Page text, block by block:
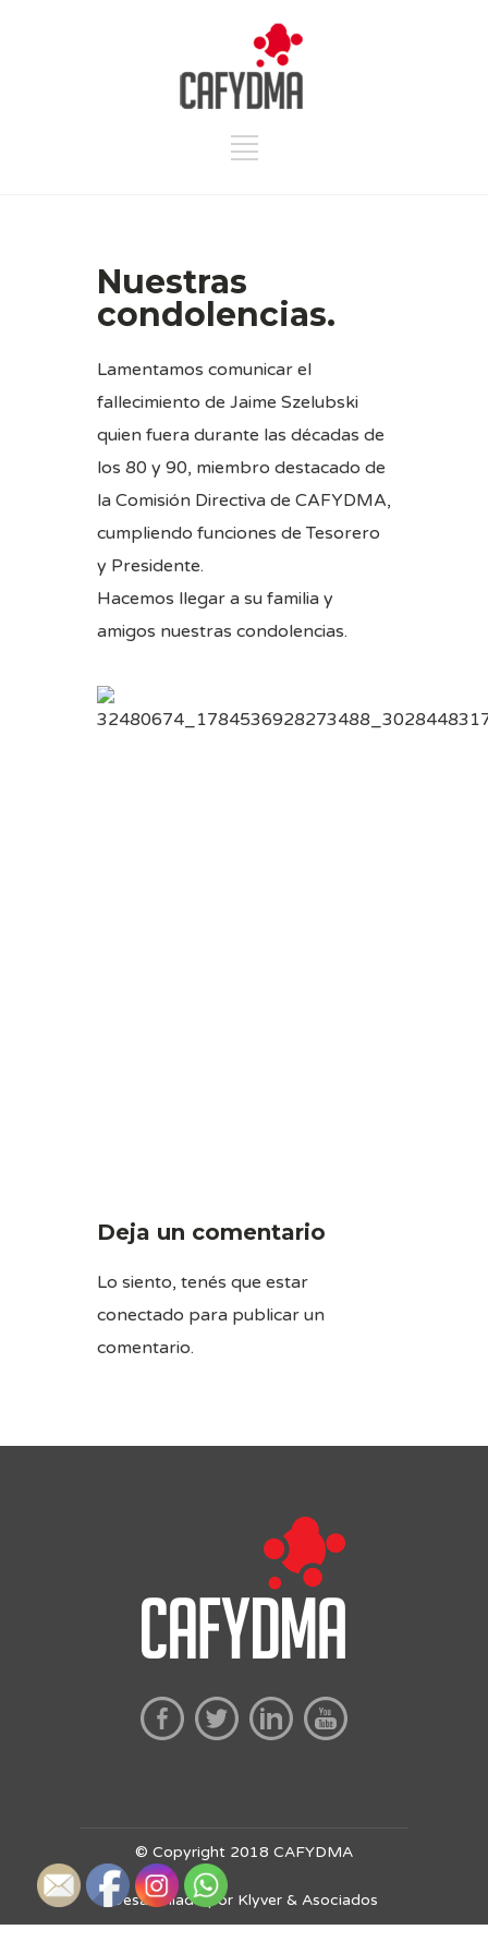
Nuestras
condolencias.
Lamentamos comunicar el
fallecimiento de Jaime Szelubski
quien fuera durante las décadas de
los 80 y 90, miembro destacado de
la Comisión Directiva de CAFYDMA,
cumpliendo funciones de Tesorero
y Presidente.
Hacemos llegar a su familia y
amigos nuestras condolencias.
Deja un comentario
Lo siento, tenés que estar
conectado para publicar un
comentario.
© Copyright 2018 CAFYDMA
Desarrollado por Klyver & Asociados